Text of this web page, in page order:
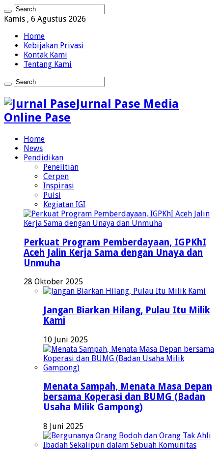
Kamis , 6 Agustus 2026
Home
Kebijakan Privasi
Kontak Kami
Tentang Kami
Jurnal Pase Media
Online Pase
Home
News
Pendidikan
Penelitian
Cerpen
Inspirasi
Puisi
Kegiatan IGI
Perkuat Program Pemberdayaan, IGPKhI
Aceh Jalin Kerja Sama dengan Unaya dan
Unmuha
28 Oktober 2025
Jangan Biarkan Hilang, Pulau Itu Milik
Kami
10 Juni 2025
Menata Sampah, Menata Masa Depan
bersama Koperasi dan BUMG (Badan
Usaha Milik Gampong)
8 Juni 2025